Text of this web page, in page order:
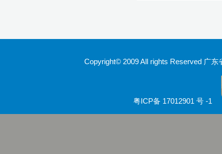
Copyright© 2009 All rights Reserved 广
粤ICP备 17012901 号 -1